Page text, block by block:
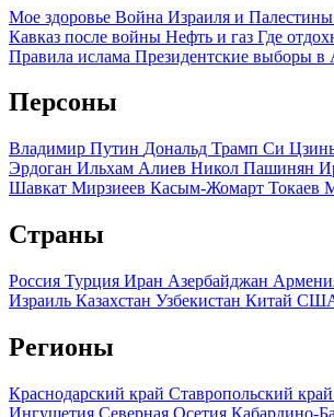
Мое здоровье Война Израиля и
Кавказ после войны Нефть и газ Где
Правила ислама Президентские выборы в
Персоны
Владимир Путин Дональд Трамп Си
Эрдоган Ильхам Алиев Никол Пашинян
Шавкат Мирзиеев Касым-Жомарт Токаев
Страны
Россия Турция Иран Азербайджан
Израиль Казахстан Узбекистан Китай
Регионы
Краснодарский край Ставропольский край
Ингушетия Северная Осетия Кабардино-